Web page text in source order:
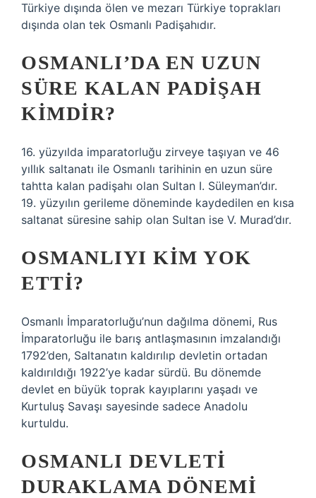
Türkiye dışında ölen ve mezarı Türkiye toprakları
dışında olan tek Osmanlı Padişahıdır.
OSMANLI’DA EN UZUN
SÜRE KALAN PADIŞAH
KIMDIR?
16. yüzyılda imparatorluğu zirveye taşıyan ve 46
yıllık saltanatı ile Osmanlı tarihinin en uzun süre
tahtta kalan padişahı olan Sultan I. Süleyman’dır.
19. yüzyılın gerileme döneminde kaydedilen en kısa
saltanat süresine sahip olan Sultan ise V. Murad’dır.
OSMANLIYI KIM YOK
ETTI?
Osmanlı İmparatorluğu’nun dağılma dönemi, Rus
İmparatorluğu ile barış antlaşmasının imzalandığı
1792’den, Saltanatın kaldırılıp devletin ortadan
kaldırıldığı 1922’ye kadar sürdü. Bu dönemde
devlet en büyük toprak kayıplarını yaşadı ve
Kurtuluş Savaşı sayesinde sadece Anadolu
kurtuldu.
OSMANLI DEVLETI
DURAKLAMA DÖNEMI